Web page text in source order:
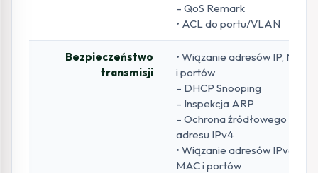
– QoS Remark
• ACL do portu/VLAN
Bezpieczeństwo
transmisji
• Wiązanie adresów IP, MAC
i portów
– DHCP Snooping
– Inspekcja ARP
– Ochrona źródłowego
adresu IPv4
• Wiązanie adresów IPv6,
MAC i portów